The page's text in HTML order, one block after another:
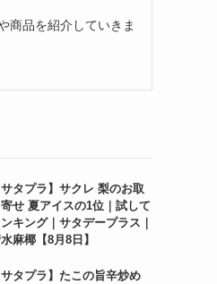
商品を紹介していきま
サタプラ】サクレ 梨のお取
寄せ 夏アイスの1位｜試して
キング｜サタデープラス｜
麻椰【8月8日】
サタプラ】たこの旨辛炒め